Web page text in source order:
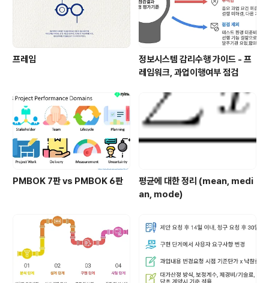
프레임
정보시스템 감리수행 가이드 - 프
레임워크, 과업이행여부 점검
PMBOK 7판 vs PMBOK 6판
평균에 대한 정리 (mean, medi
an, mode)